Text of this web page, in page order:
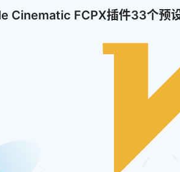
Cinematic FCPX插件33个预